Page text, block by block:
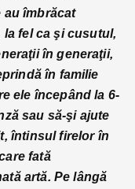
au îmbrăcat
la fel ca şi cusutul,
în generaţii,
în familie
ele începând la 6-
sau să-şi ajute
întinsul firelor în
fată
artă. Pe lângă